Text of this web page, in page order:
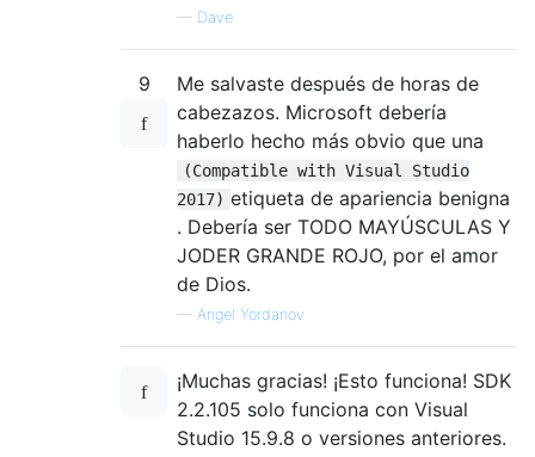
— Dave
9
Me salvaste después de horas de
cabezazos. Microsoft debería
haberlo hecho más obvio que una
(Compatible with Visual Studio
2017) etiqueta de apariencia benigna
. Debería ser TODO MAYÚSCULAS Y
JODER GRANDE ROJO, por el amor
de Dios.
— Angel Yordanov
¡Muchas gracias! ¡Esto funciona! SDK
2.2.105 solo funciona con Visual
Studio 15.9.8 o versiones anteriores.